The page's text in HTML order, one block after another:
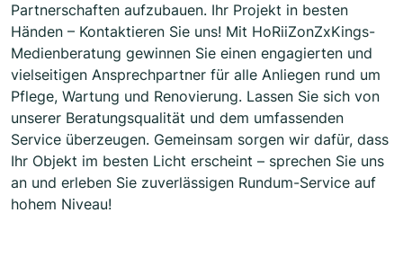
Partnerschaften aufzubauen. Ihr Projekt in besten
Händen – Kontaktieren Sie uns! Mit HoRiiZonZxKings-
Medienberatung gewinnen Sie einen engagierten und
vielseitigen Ansprechpartner für alle Anliegen rund um
Pflege, Wartung und Renovierung. Lassen Sie sich von
unserer Beratungsqualität und dem umfassenden
Service überzeugen. Gemeinsam sorgen wir dafür, dass
Ihr Objekt im besten Licht erscheint – sprechen Sie uns
an und erleben Sie zuverlässigen Rundum-Service auf
hohem Niveau!